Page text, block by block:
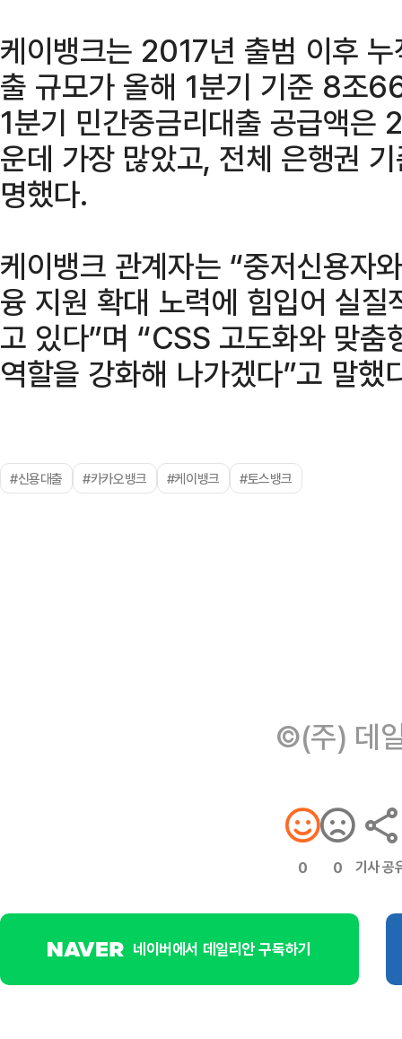
케이뱅크는 2017년 출범 이후
출 규모가 올해 1분기 기준 8조
1분기 민간중금리대출 공급액
운데 가장 많았고, 전체 은행권
명했다.
케이뱅크 관계자는 “중저신용자
융 지원 확대 노력에 힘입어 실
고 있다”며 “CSS 고도화와 맞
역할을 강화해 나가겠다”고 말했
#신용대출 #카카오뱅크 #케이뱅크 #토스뱅크
©(주) 데
0 0 기사 공
네이버에서 데일리안 구독하기